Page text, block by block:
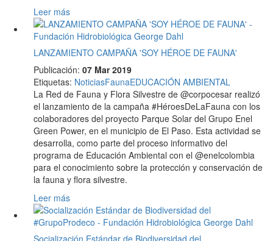
Leer más
LANZAMIENTO CAMPAÑA 'SOY HÉROE DE FAUNA'
Publicación: 07 Mar 2019
Etiquetas: NoticiasFaunaEDUCACIÓN AMBIENTAL
La Red de Fauna y Flora Silvestre de @corpocesar realizó
el lanzamiento de la campaña #HéroesDeLaFauna con los
colaboradores del proyecto Parque Solar del Grupo Enel
Green Power, en el municipio de El Paso. Esta actividad se
desarrolla, como parte del proceso informativo del
programa de Educación Ambiental con el @enelcolombia
para el conocimiento sobre la protección y conservación de
la fauna y flora silvestre.
Leer más
Socialización Estándar de Biodiversidad del